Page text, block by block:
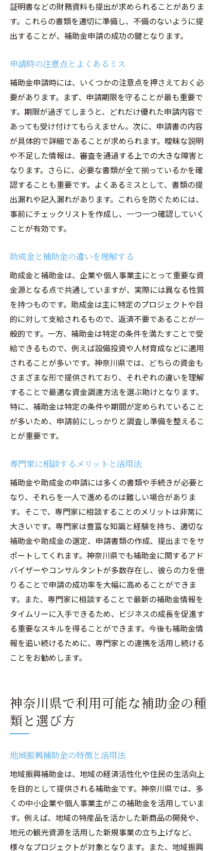
証明書などの財務資料も提出が求められることがありま
す。これらの書類を適切に準備し、不備のないように提
出することが、補助金申請の成功の鍵となります。
申請時の注意点とよくあるミス
補助金申請時には、いくつかの注意点を押さえておく必
要があります。まず、申請期限を守ることが最も重要で
す。期限が過ぎてしまうと、どれだけ優れた申請内容で
あっても受け付けてもらえません。次に、申請書の内容
が具体的で詳細であることが求められます。曖昧な説明
や不足した情報は、審査を通過する上での大きな障害と
なります。さらに、必要な書類が全て揃っているかを確
認することも重要です。よくあるミスとして、書類の提
出漏れや記入漏れがあります。これらを防ぐためには、
事前にチェックリストを作成し、一つ一つ確認していく
ことが有効です。
助成金と補助金の違いを理解する
助成金と補助金は、企業や個人事業主にとって重要な資
金源となる点で共通していますが、実際には異なる性質
を持つものです。助成金は主に特定のプロジェクトや目
的に対して支給されるもので、返済不要であることが一
般的です。一方、補助金は特定の条件を満たすことで受
給できるもので、例えば設備投資や人材育成などに適用
されることが多いです。神奈川県では、どちらの資金も
さまざまな形で提供されており、それぞれの違いを理解
することで最適な資金調達方法を選ぶ助けとなります。
特に、補助金は特定の条件や期間が定められていること
が多いため、申請前にしっかりと調査し準備を整えるこ
とが重要です。
専門家に相談するメリットと活用法
補助金や助成金の申請には多くの書類や手続きが必要と
なり、それらを一人で進めるのは難しい場合がありま
す。そこで、専門家に相談することのメリットは非常に
大きいです。専門家は豊富な知識と経験を持ち、適切な
補助金や助成金の選定、申請書類の作成、提出までをサ
ポートしてくれます。神奈川県でも補助金に関するアド
バイザーやコンサルタントが多数存在し、彼らの力を借
りることで申請の成功率を大幅に高めることができま
す。また、専門家に相談することで最新の補助金情報を
タイムリーに入手できるため、ビジネスの成長を促進す
る重要なスキルを得ることができます。今後も補助金情
報を追い続けるために、専門家との連携を活用し続ける
ことをお勧めします。
神奈川県で利用可能な補助金の種
類と選び方
地域振興補助金の特徴と活用法
地域振興補助金は、地域の経済活性化や住民の生活向上
を目的として提供される補助金です。神奈川県では、多
くの中小企業や個人事業主がこの補助金を活用していま
す。例えば、地域の特産品を活かした新商品の開発や、
地元の観光資源を活用した新規事業の立ち上げなど、
様々なプロジェクトが対象となります。また、地域振興